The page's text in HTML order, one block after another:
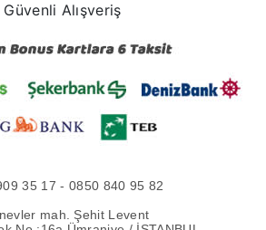
Güvenli Alışveriş
35 17 - 0850 840 95 82
mah. Şehit Levent